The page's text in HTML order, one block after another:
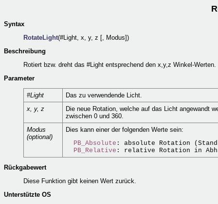
Syntax
RotateLight(#Light, x, y, z [, Modus])
Beschreibung
Rotiert bzw. dreht das #Light entsprechend den x,y,z Winkel-Werten.
Parameter
#Light
Das zu verwendende Licht.
x, y, z
Die neue Rotation, welche auf das Licht angewandt
zwischen 0 und 360.
Modus
(optional)
Dies kann einer der folgenden Werte sein:
PB_Absolute : absolute Rotation
PB_Relative
Rückgabewert
Diese Funktion gibt keinen Wert zurück.
Unterstützte OS